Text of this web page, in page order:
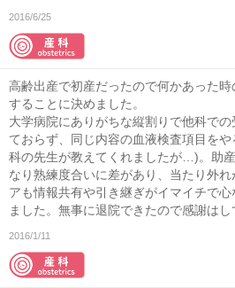
2016/6/25
高齢出産で初産だったので何かあった
することに決めました。
大学病院にありがちな縦割りで他科で
ておらず、同じ内容の血液検査項目を
科の先生が教えてくれましたが…)。助
なり熟練度合いに差があり、当たり外
アも情報共有や引き継ぎがイマイチで
ました。無事に退院できたので感謝はし
2016/1/11